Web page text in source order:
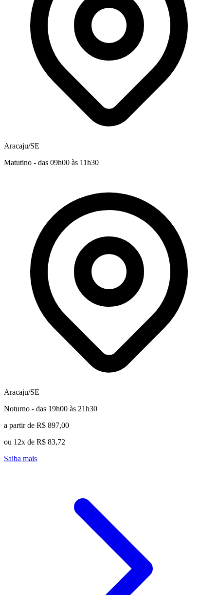
Aracaju/SE
Matutino - das 09h00 às 11h30
Aracaju/SE
Noturno - das 19h00 às 21h30
a partir de R$ 897,00
ou 12x de R$ 83,72
Saiba mais